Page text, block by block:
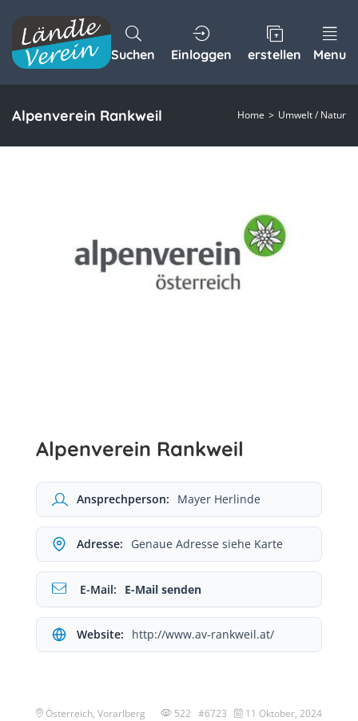
Suchen Einloggen erstellen Menu
Alpenverein Rankweil Home Umwelt / Natur
Alpenverein Rankweil
Ansprechperson: Mayer Herlinde
Adresse: Genaue Adresse siehe Karte
E-Mail: E-Mail senden
Website: http://www.av-rankweil.at/
Österreich, Vorarlberg 522 #6723 11 Oktober, 2024